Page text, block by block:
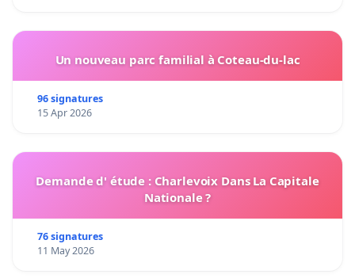
Un nouveau parc familial à Coteau-du-lac
96 signatures
15 Apr 2026
Demande d' étude : Charlevoix Dans La Capitale
Nationale ?
76 signatures
11 May 2026